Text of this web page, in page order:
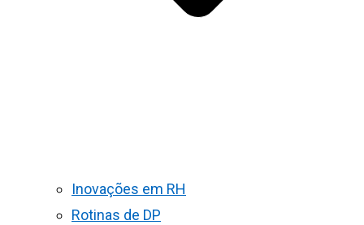
Inovações em RH
Rotinas de DP